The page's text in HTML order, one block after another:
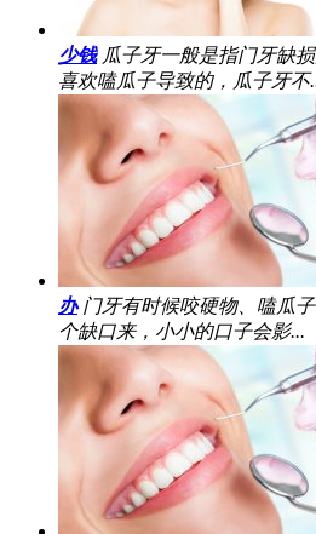
少钱 瓜子牙一般是指门牙缺
喜欢嗑瓜子导致的，瓜子牙不
办 门牙有时候咬硬物、嗑瓜
个缺口来，小小的口子会影...